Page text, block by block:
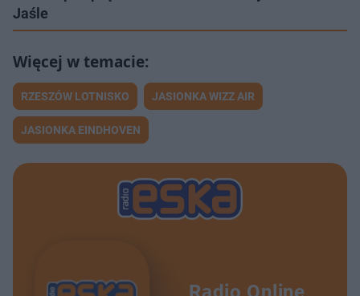
Jaśle
RZESZÓW LOTNISKO JASIONKA WIZZ AIR
JASIONKA EINDHOVEN